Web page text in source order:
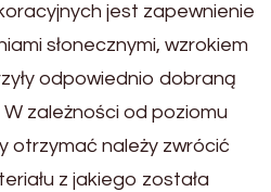
jest zapewnienie
słonecznymi, wzrokiem
odpowiednio dobraną
zależności od poziomu
otrzymać należy zwrócić
z jakiego została